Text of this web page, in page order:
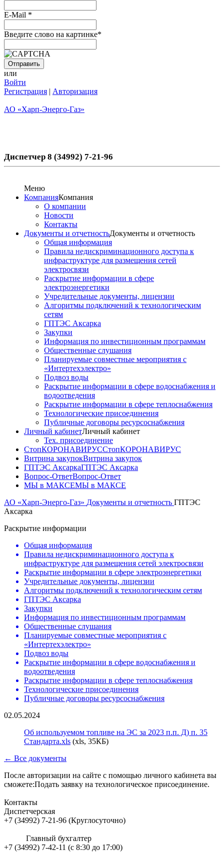
E-Mail *
Введите слово на картинке*
или
Войти
Регистрация | Авторизация
АО «Харп-Энерго-Газ»
Диспетчер 8 (34992) 7-21-96
Меню
КомпанияКомпания
О компании
Новости
Контакты
Документы и отчетностьДокументы и отчетность
Общая информация
Правила недискриминационного доступа к
инфраструктуре для размещения сетей
электросвязи
Раскрытие информации в сфере
электроэнергетики
Учредительные документы, лицензии
Алгоритмы подключений к технологическим
сетям
ГПТЭС Аксарка
Закупки
Информация по инвестиционным программам
Общественные слушания
Планируемые совместные мероприятия с
«Интертехэлектро»
Подвоз воды
Раскрытие информации в сфере водоснабжения и
водоотведения
Раскрытие информации в сфере теплоснабжения
Технологические присоединения
Публичные договоры ресурсоснабжения
Личный кабинетЛичный кабинет
Тех. присоединение
СтопКОРОНАВИРУССтопКОРОНАВИРУС
Витрина закупокВитрина закупок
ГПТЭС АксаркаГПТЭС Аксарка
Вопрос-ОтветВопрос-Ответ
МЫ в МАКСЕМЫ в МАКСЕ
АО «Харп-Энерго-Газ» Документы и отчетность ГПТЭС
Аксарка
Раскрытие информации
Общая информация
Правила недискриминационного доступа к
инфраструктуре для размещения сетей электросвязи
Раскрытие информации в сфере электроэнергетики
Учредительные документы, лицензии
Алгоритмы подключений к технологическим сетям
ГПТЭС Аксарка
Закупки
Информация по инвестиционным программам
Общественные слушания
Планируемые совместные мероприятия с
«Интертехэлектро»
Подвоз воды
Раскрытие информации в сфере водоснабжения и
водоотведения
Раскрытие информации в сфере теплоснабжения
Технологические присоединения
Публичные договоры ресурсоснабжения
02.05.2024
Об используемом топливе на ЭС за 2023 п.п. Д) п. 35
Стандарта.xls (xls, 35КБ)
← Все документы
После авторизации на сайте с помощью личного кабинета вы
сможете:Подать заявку на технологическое присоединение.
Контакты
Диспетчерская
+7 (34992) 7-21-96 (Круглосуточно)
Главный бухгалтер
+7 (34992) 7-42-11 (с 8:30 до 17:00)